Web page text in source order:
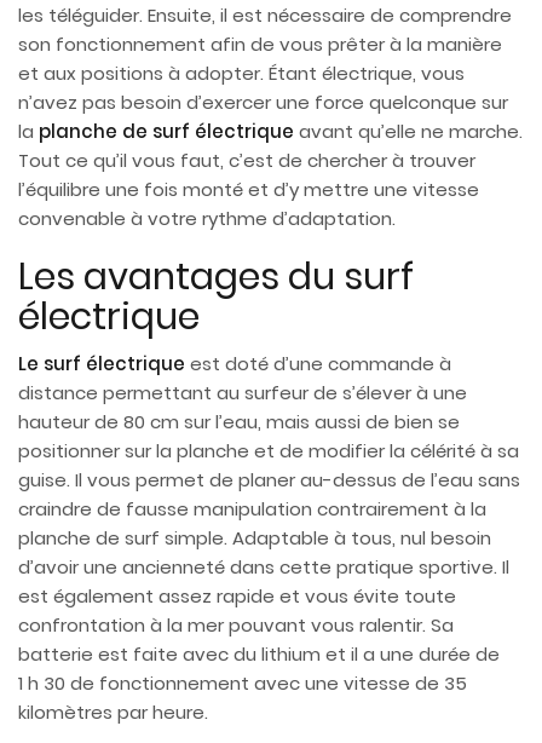
les téléguider. Ensuite, il est nécessaire de comprendre
son fonctionnement afin de vous prêter à la manière
et aux positions à adopter. Étant électrique, vous
n’avez pas besoin d’exercer une force quelconque sur
la planche de surf électrique avant qu’elle ne marche.
Tout ce qu’il vous faut, c’est de chercher à trouver
l’équilibre une fois monté et d’y mettre une vitesse
convenable à votre rythme d’adaptation.
Les avantages du surf
électrique
Le surf électrique est doté d’une commande à
distance permettant au surfeur de s’élever à une
hauteur de 80 cm sur l’eau, mais aussi de bien se
positionner sur la planche et de modifier la célérité à sa
guise. Il vous permet de planer au-dessus de l’eau sans
craindre de fausse manipulation contrairement à la
planche de surf simple. Adaptable à tous, nul besoin
d’avoir une ancienneté dans cette pratique sportive. Il
est également assez rapide et vous évite toute
confrontation à la mer pouvant vous ralentir. Sa
batterie est faite avec du lithium et il a une durée de
1 h 30 de fonctionnement avec une vitesse de 35
kilomètres par heure.